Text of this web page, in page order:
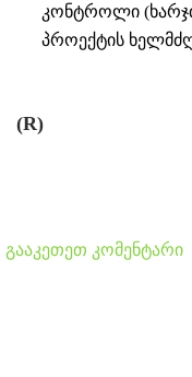
კონტროლი
პროექტის
(R)
გააკეთეთ კომენტარი